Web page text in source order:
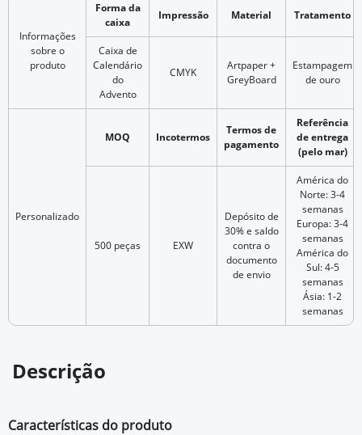
Informações
sobre o
produto
Forma da
caixa
Impressão Material Tratamento
Caixa de
Calendário
do
Advento
CMYK
Artpaper +
GreyBoard
Estampagem
de ouro
Personalizado
MOQ Incotermos
Termos de
pagamento
Referência
de entrega
(pelo mar)
500 peças EXW
Depósito de
30% e saldo
contra o
documento
de envio
América do
Norte: 3-4
semanas
Europa: 3-4
semanas
América do
Sul: 4-5
semanas
Ásia: 1-2
semanas
Descrição
Características do produto